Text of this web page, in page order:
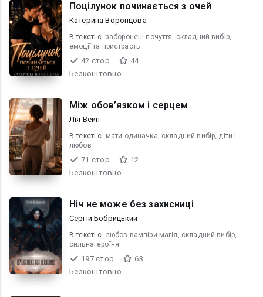
Поцілунок починається з очей
Катерина Воронцова
В текcті є: заборонені почуття, складний вибір,
емоції та пристрасть
42 стор.
44
Безкоштовно
Між обов’язком і серцем
Лія Вейн
В текcті є: мати одиначка, складний вибір, діти і
любов
71 стор.
12
Безкоштовно
Ніч не може без захисниці
Сергій Бобрицький
В текcті є: любов вампіри магія, складний вибір,
сильнагероїня
197 стор.
63
Безкоштовно